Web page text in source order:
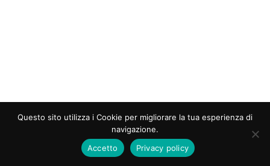
Questo sito utilizza i Cookie per migliorare la tua esperienza di
navigazione.
Accetto
Privacy policy